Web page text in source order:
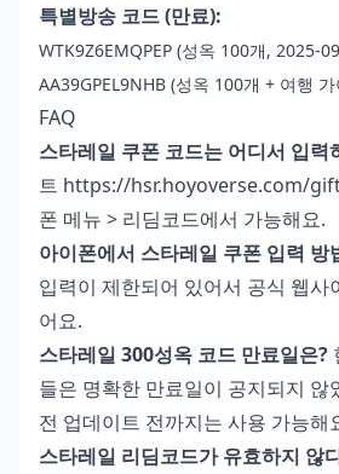
특별방송 코드 (만료):
WTK9Z6EMQPEP (성옥 100개, 2025-
AA39GPEL9NHB (성옥 100개 + 여행
FAQ
스타레일 쿠폰 코드는 어디서 입력
트 https://hsr.hoyoverse.com/gift
폰 메뉴 > 리딤코드에서 가능해요.
아이폰에서 스타레일 쿠폰 입력 방
입력이 제한되어 있어서 공식 웹사
어요.
스타레일 300성옥 코드 만료일은?
들은 명확한 만료일이 공지되지 않
전 업데이트 전까지는 사용 가능해
스타레일 리딤코드가 유효하지 않